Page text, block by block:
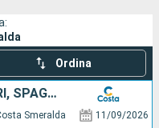
Ordina
ITALIA, FRANCIA, ISOLE BALEARI, SPAGNA
Smeralda 11/09/2026